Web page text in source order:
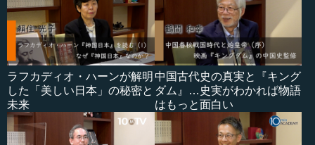
ラフカディオ・ハーンが解明
した「美しい日本」の秘密と
未来
中国古代史の真実と『キング
ダム』…史実がわかれば物語
はもっと面白い